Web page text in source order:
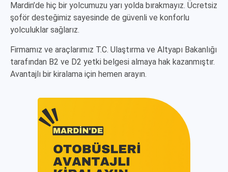
Mardin’de hiç bir yolcumuzu yarı yolda bırakmayız. Ücretsiz
şoför desteğimiz sayesinde de güvenli ve konforlu
yolculuklar sağlarız.
Firmamız ve araçlarımız T.C. Ulaştırma ve Altyapı Bakanlığı
tarafından B2 ve D2 yetki belgesi almaya hak kazanmıştır.
Avantajlı bir kiralama için hemen arayın.